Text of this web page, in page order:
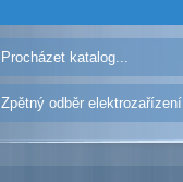
Procházet katalog...
Zpětný odběr elektrozařízení